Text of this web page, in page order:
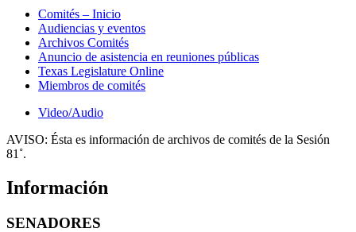
Comités – Inicio
Audiencias y eventos
Archivos Comités
Anuncio de asistencia en reuniones públicas
Texas Legislature Online
Miembros de comités
Video/Audio
AVISO: Ésta es información de archivos de comités de la Sesión
81˚.
Información
SENADORES